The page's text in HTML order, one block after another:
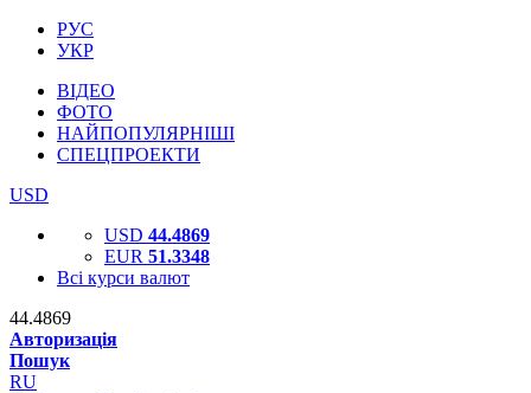
РУС
УКР
ВІДЕО
ФОТО
НАЙПОПУЛЯРНІШІ
СПЕЦПРОЕКТИ
USD
USD 44.4869
EUR 51.3348
Всі курси валют
44.4869
Авторизація
Пошук
RU